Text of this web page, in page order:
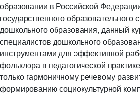
образовании в Российской
государственного образовательного
дошкольного образования, данный
специалистов дошкольного
инструментами для эффективной
фольклора в педагогической
только гармоничному речевому
формированию социокультурной